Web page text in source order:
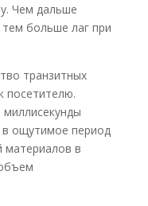
Чем дальше
больше лаг при
транзитных
посетителю.
в ощутимое период
материалов в